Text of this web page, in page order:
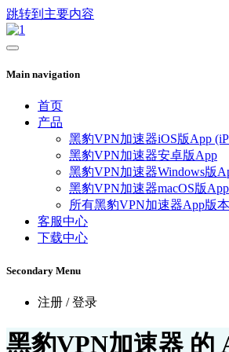
跳转到主要内容
Main navigation
首页
产品
黑豹VPN加速器iOS版App
黑豹VPN加速器安卓版App
黑豹VPN加速器Windows版
黑豹VPN加速器macOS版App
所有黑豹VPN加速器App版本
客服中心
下载中心
Secondary Menu
注册 / 登录
黑豹VPN加速器 的